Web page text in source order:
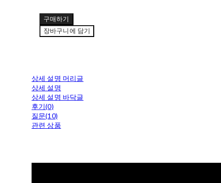
구매하기
장바구니에 담기
상세 설명 머리글
상세 설명
상세 설명 바닥글
후기(0)
질문(10)
관련 상품